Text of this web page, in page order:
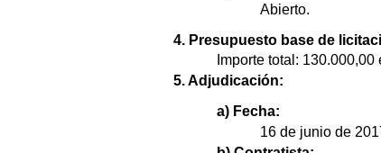
Abierto.
4. Presupuesto base de
Importe total: 130.000,00
5. Adjudicación:
a) Fecha:
16 de junio de